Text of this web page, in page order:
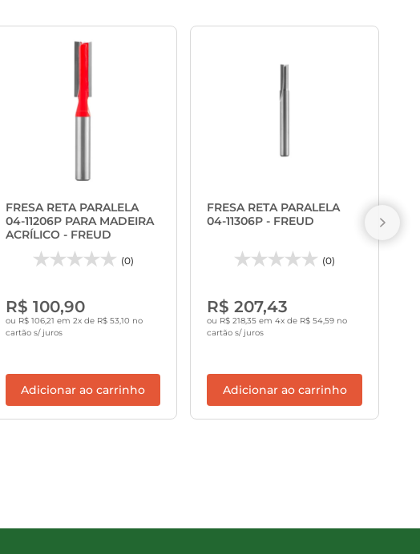
FRESA RETA PARALELA
04-11206P PARA MADEIRA
ACRÍLICO - FREUD
(0)
R$ 100,90
ou R$ 106,21 em 2x de R$ 53,10 no
cartão s/ juros
Adicionar ao carrinho
FRESA RETA PARALELA
04-11306P - FREUD
(0)
R$ 207,43
ou R$ 218,35 em 4x de R$ 54,59 no
cartão s/ juros
Adicionar ao carrinho